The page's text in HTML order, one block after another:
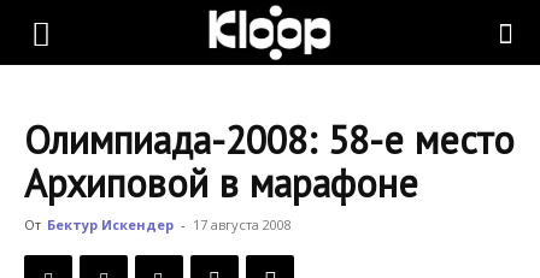
KLOOP.KG
Новости
Олимпиада-2008: 58-е место
Архиповой в марафоне
От Бектур Искендер - 17 августа 2008